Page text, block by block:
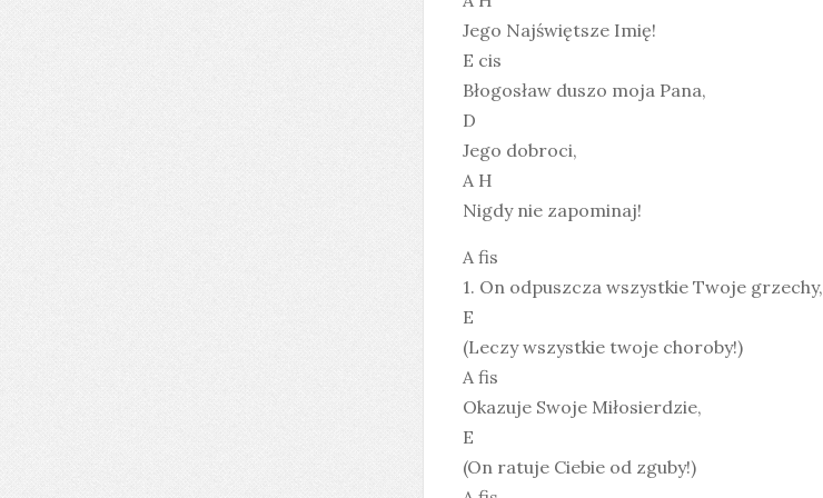
Jego Najświętsze Imię!
E cis
Błogosław duszo moja Pana,
D
Jego dobroci,
A H
Nigdy nie zapominaj!
A fis
1. On odpuszcza wszystkie Twoje grzechy,
E
(Leczy wszystkie twoje choroby!)
A fis
Okazuje Swoje Miłosierdzie,
E
(On ratuje Ciebie od zguby!)